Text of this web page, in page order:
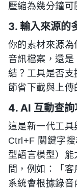
壓縮為幾分鐘可
3. 輸入來源的
你的素材來源為
音訊檔案，還
結？工具是否支
節省下載與上傳
4. AI 互動查詢
這是新一代工
Ctrl+F 關鍵字
型語言模型）
問，例如：「客
系統會根據錄音